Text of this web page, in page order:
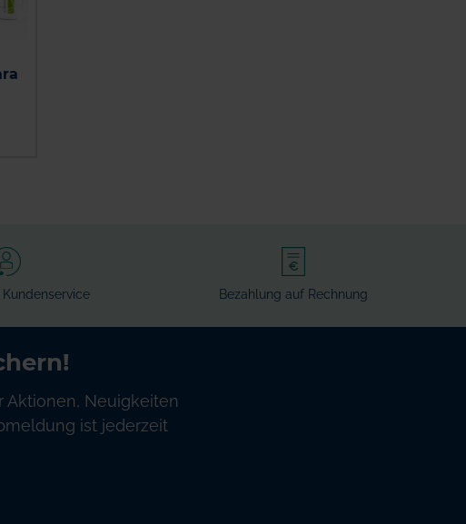
Bezahlung auf Rechnung
Neuigkeiten
ist jederzeit